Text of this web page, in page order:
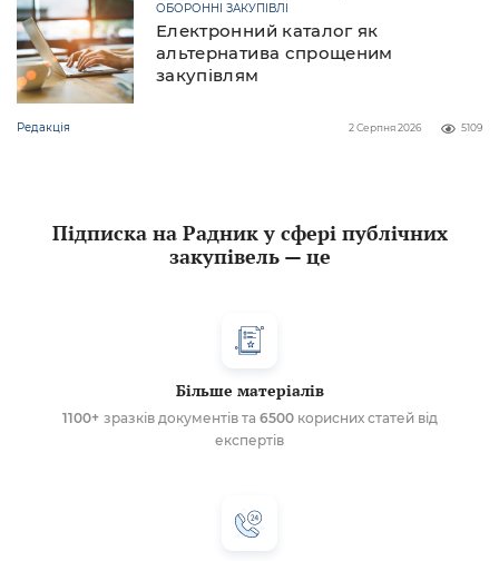
Електронний каталог як
альтернатива спрощеним
закупівлям
ОБОРОННІ ЗАКУПІВЛІ
Редакція 5109
2 Серпня 2026
Підписка на Радник у сфері публічних
закупівель — це
Більше матеріалів
1100+ зразків документів та 6500корисних статей від
експертів